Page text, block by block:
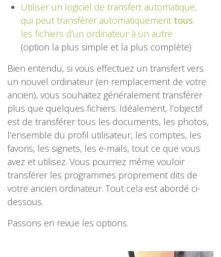
Utiliser un logiciel de transfert automatique,
qui peut transférer automatiquement tous
les fichiers d’un ordinateur à un autre
(option la plus simple et la plus complète)
Bien entendu, si vous effectuez un transfert vers
un nouvel ordinateur (en remplacement de votre
ancien), vous souhaitez généralement transférer
plus que quelques fichiers. Idéalement, l’objectif
est de transférer tous les documents, les photos,
l’ensemble du profil utilisateur, les comptes, les
favoris, les signets, les e-mails, tout ce que vous
avez et utilisez. Vous pourriez même vouloir
transférer les programmes proprement dits de
votre ancien ordinateur. Tout cela est abordé ci-
dessous.
Passons en revue les options.